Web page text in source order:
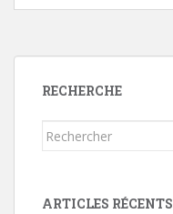
RECHERCHE
Rechercher...
ARTICLES RÉCENTS